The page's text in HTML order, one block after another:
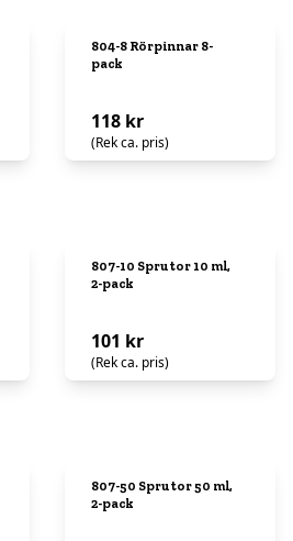
804-8 Rörpinnar 8-
pack
118 kr
(Rek ca. pris)
807-10 Sprutor 10 ml,
2-pack
101 kr
(Rek ca. pris)
807-50 Sprutor 50 ml,
2-pack